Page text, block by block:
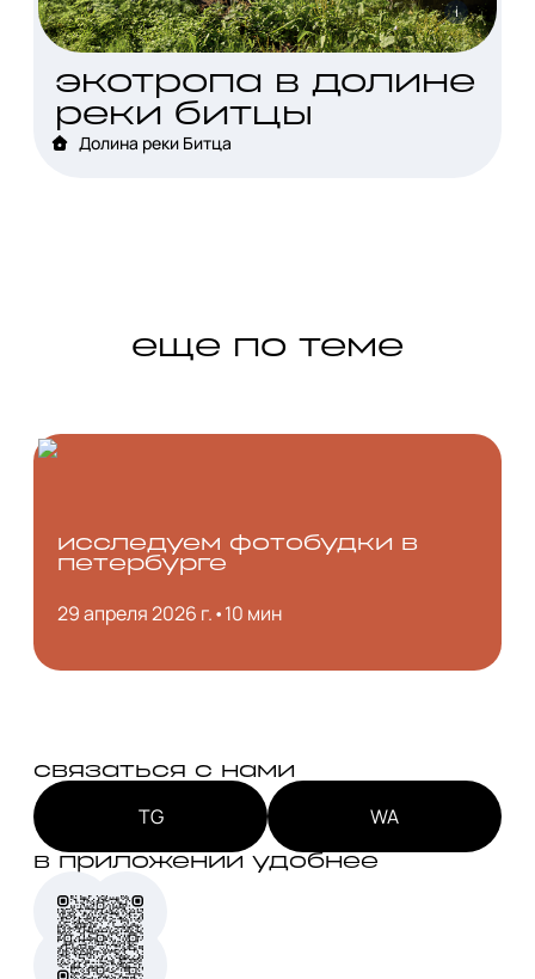
i
экотропа в долине
реки битцы
Долина реки Битца
еще по теме
исследуем фотобудки в
петербурге
29 апреля 2026 г.•10 мин
связаться с нами
TG WA
в приложении удобнее